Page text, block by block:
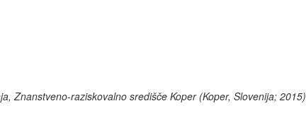
Znanstveno-raziskovalno središče Koper (Koper, Slovenija; 2015)